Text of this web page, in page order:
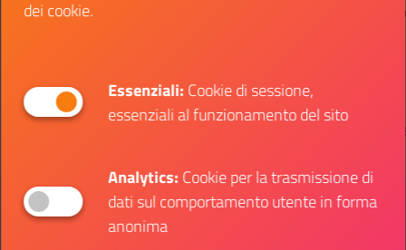
Offrire ai giovani l’opportunità di
Il link ti porterà ad avere maggiori dettagli
Dettagli evento Il
dei cookie.
Essenziali:Cookie di sessione,
essenziali al funzionamento del sito
Analytics:Cookie per la trasmissione di
dati sul comportamento utente in forma
anonima